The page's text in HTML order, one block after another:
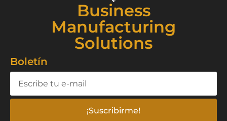
Business
Manufacturing
Solutions
Boletín
¡Suscribirme!